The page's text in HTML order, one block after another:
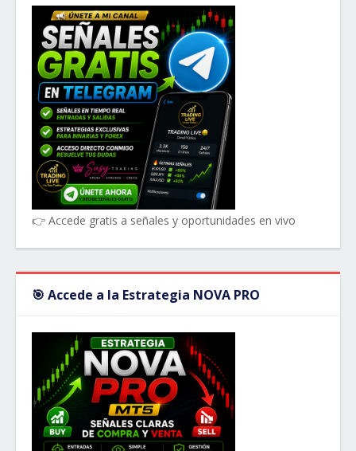
👉 Accede gratis a señales y oportunidades en vivo
🎯 Accede a la Estrategia NOVA PRO